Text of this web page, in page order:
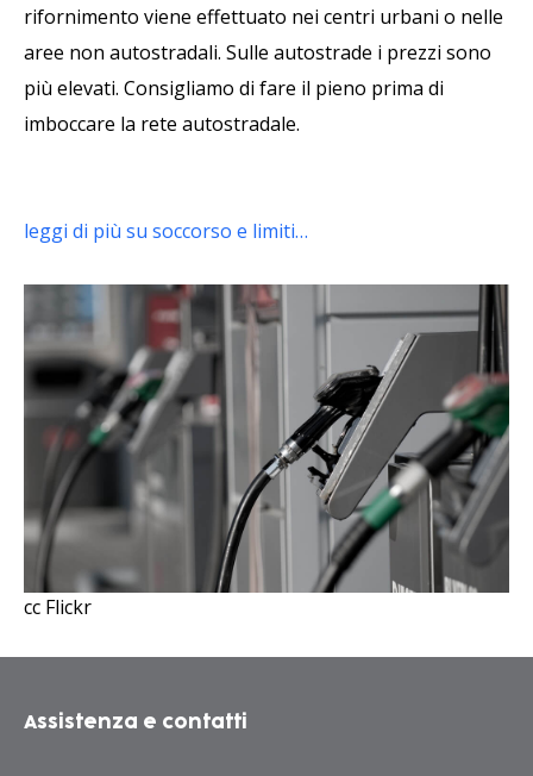
rifornimento viene effettuato nei centri urbani o nelle
aree non autostradali. Sulle autostrade i prezzi sono
più elevati. Consigliamo di fare il pieno prima di
imboccare la rete autostradale.
leggi di più su soccorso e limiti…
cc Flickr
Assistenza e contatti